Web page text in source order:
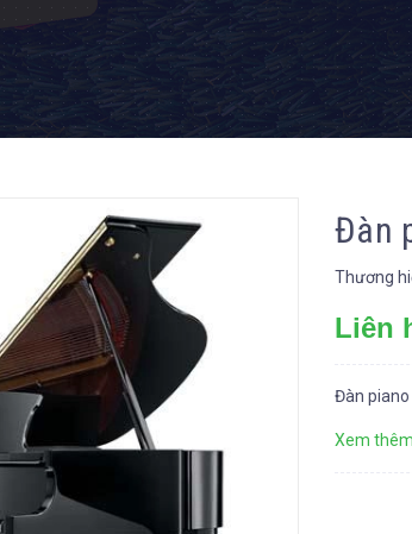
Đàn
Thương
Liên
Đàn piano
Xem thêm